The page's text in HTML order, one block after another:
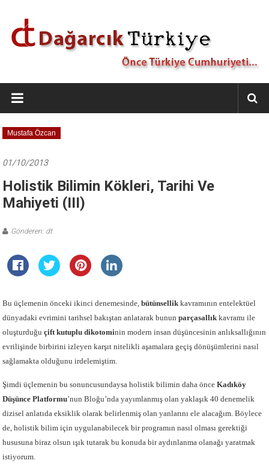
Dağarcık
Türkiye
Önce
Türkiye
Mustafa Özcan
01/10/2013
Holistik Bilimin Kökleri, Tarihi Ve
Mahiyeti (III)
Gönderen: dt
Bu üçlemenin önceki ikinci denemesinde,bütünsellikkavramının entelektüel
dünyadaki evrimini tarihsel bakıştan anlatarak bununparçasallık kavramı ile
oluşturduğuçift kutuplu dikotominin modern insan düşüncesinin anlıksallığının
evrilişinde birbirini izleyen karşıt nitelikli aşamalara geçiş dönüşümlerini nasıl
sağlamakta olduğunu irdelemiştim.
Şimdi üçlemenin bu sonuncusundaysa holistik bilimin daha önce Kadıköy
Düşünce Platformu’nun Bloğu’nda yayımlanmış olan yaklaşık 40 denemelik
dizisel anlatıda eksiklik olarak belirlenmiş olan yanlarını ele alacağım. Böylece
de, holistik bilim için uygulanabilecek bir programın nasıl olması gerektiği
hususuna biraz olsun ışık tutarak bu konuda bir aydınlanma olanağı yaratmak
istiyorum.